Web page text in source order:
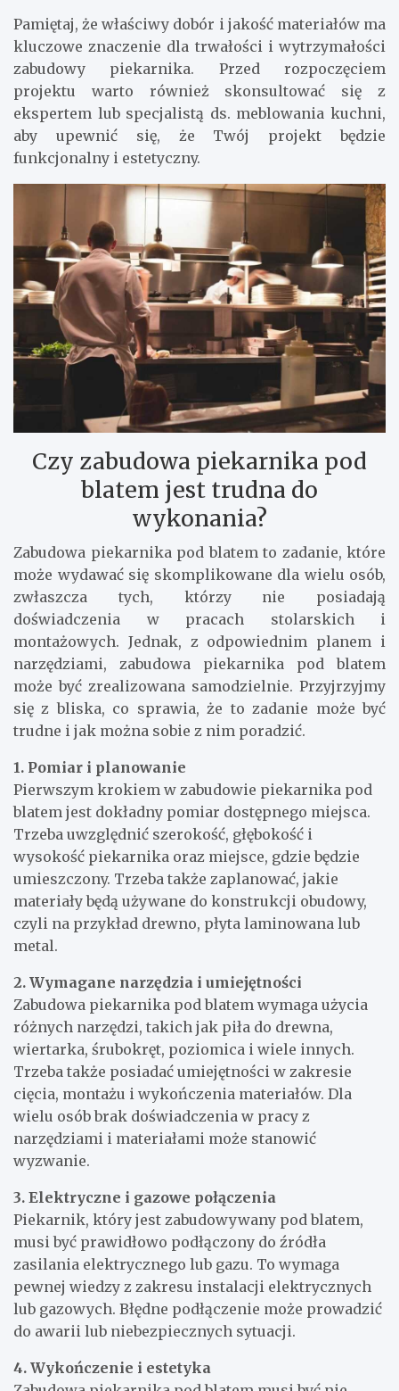
Pamiętaj, że właściwy dobór i jakość materiałów ma
kluczowe znaczenie dla trwałości i wytrzymałości
zabudowy piekarnika. Przed rozpoczęciem
projektu warto również skonsultować się z
ekspertem lub specjalistą ds. meblowania kuchni,
aby upewnić się, że Twój projekt będzie
funkcjonalny i estetyczny.
Czy zabudowa piekarnika pod
blatem jest trudna do
wykonania?
Zabudowa piekarnika pod blatem to zadanie, które
może wydawać się skomplikowane dla wielu osób,
zwłaszcza tych, którzy nie posiadają
doświadczenia w pracach stolarskich i
montażowych. Jednak, z odpowiednim planem i
narzędziami, zabudowa piekarnika pod blatem
może być zrealizowana samodzielnie. Przyjrzyjmy
się z bliska, co sprawia, że to zadanie może być
trudne i jak można sobie z nim poradzić.
1. Pomiar i planowanie
Pierwszym krokiem w zabudowie piekarnika pod
blatem jest dokładny pomiar dostępnego miejsca.
Trzeba uwzględnić szerokość, głębokość i
wysokość piekarnika oraz miejsce, gdzie będzie
umieszczony. Trzeba także zaplanować, jakie
materiały będą używane do konstrukcji obudowy,
czyli na przykład drewno, płyta laminowana lub
metal.
2. Wymagane narzędzia i umiejętności
Zabudowa piekarnika pod blatem wymaga użycia
różnych narzędzi, takich jak piła do drewna,
wiertarka, śrubokręt, poziomica i wiele innych.
Trzeba także posiadać umiejętności w zakresie
cięcia, montażu i wykończenia materiałów. Dla
wielu osób brak doświadczenia w pracy z
narzędziami i materiałami może stanowić
wyzwanie.
3. Elektryczne i gazowe połączenia
Piekarnik, który jest zabudowywany pod blatem,
musi być prawidłowo podłączony do źródła
zasilania elektrycznego lub gazu. To wymaga
pewnej wiedzy z zakresu instalacji elektrycznych
lub gazowych. Błędne podłączenie może prowadzić
do awarii lub niebezpiecznych sytuacji.
4. Wykończenie i estetyka